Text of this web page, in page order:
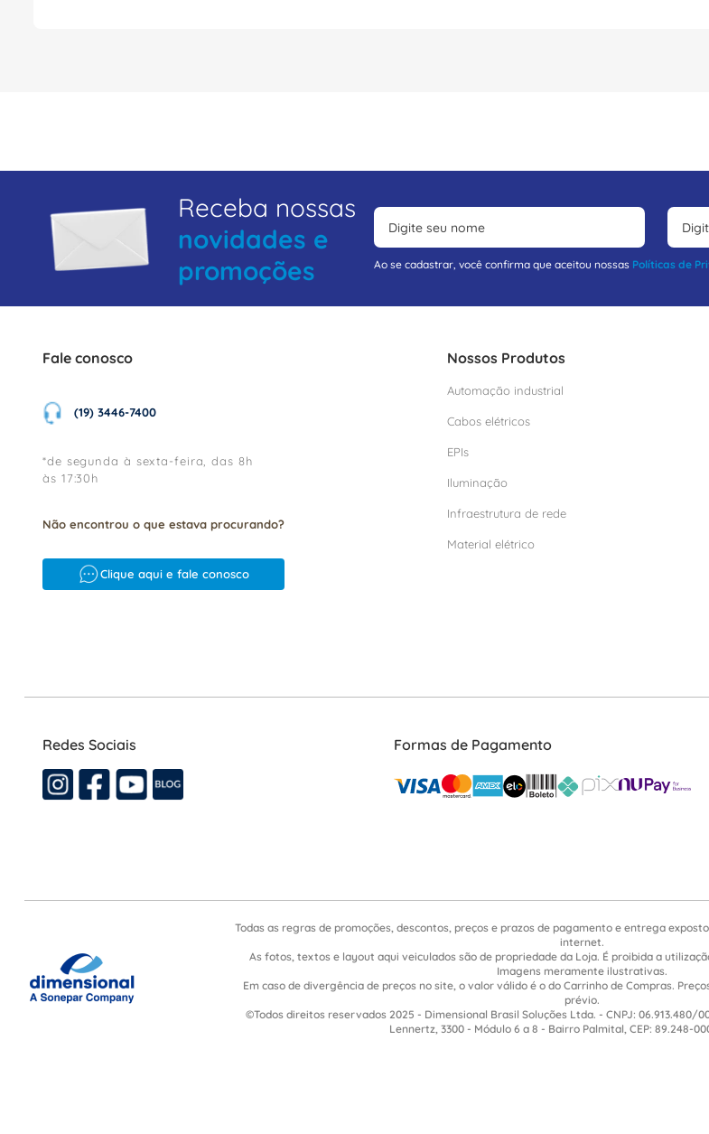
Receba nossas
novidades e
promoções
Ao se cadastrar, você confirma que aceitou nossas Políticas de
Fale conosco
(19) 3446-7400
*de segunda à sexta-feira, das 8h
às 17:30h
Não encontrou o que estava procurando?
Clique aqui e fale conosco
Nossos Produtos
Automação industrial
Cabos elétricos
EPIs
Iluminação
Infraestrutura de rede
Material elétrico
Redes Sociais Formas de Pagamento
Todas as regras de promoções, descontos, preços e prazos de pagamento e entrega
internet.
As fotos, textos e layout aqui veiculados são de propriedade da Loja. É proibida a
Imagens meramente ilustrativas.
Em caso de divergência de preços no site, o valor válido é o do Carrinho de Compras.
prévio.
©Todos direitos reservados 2025 - Dimensional Brasil Soluções Ltda. - CNPJ: 06.913.480/
Lennertz, 3300 - Módulo 6 a 8 - Bairro Palmital, CEP: 89.248-